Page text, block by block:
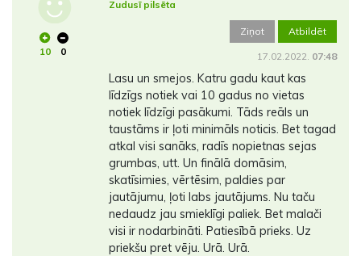
10 0
Zudusī pilsēta
Ziņot Atbildēt
17.02.2022. 07:48
Lasu un smejos. Katru gadu kaut kas
līdzīgs notiek vai 10 gadus no vietas
notiek līdzīgi pasākumi. Tāds reāls un
taustāms ir ļoti minimāls noticis. Bet tagad
atkal visi sanāks, radīs nopietnas sejas
grumbas, utt. Un finālā domāsim,
skatīsimies, vērtēsim, paldies par
jautājumu, ļoti labs jautājums. Nu taču
nedaudz jau smieklīgi paliek. Bet malači
visi ir nodarbināti. Patiesībā prieks. Uz
priekšu pret vēju. Urā. Urā.